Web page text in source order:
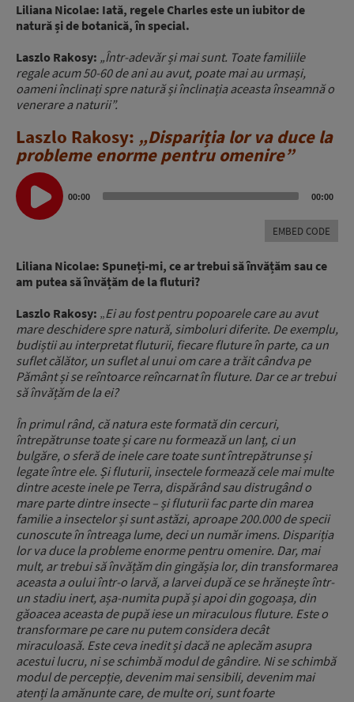
Liliana Nicolae: Iată, regele Charles este un iubitor de
natură și de botanică, în special.
Laszlo Rakosy: „Într-adevăr și mai sunt. Toate familiile
regale acum 50-60 de ani au avut, poate mai au urmași,
oameni înclinați spre natură și înclinația aceasta înseamnă o
venerare a naturii”.
Laszlo Rakosy: „Dispariția lor va duce la
probleme enorme pentru omenire”
Audio
Player
00:00 00:00
EMBED CODE
Liliana Nicolae: Spuneți-mi, ce ar trebui să învățăm sau ce
am putea să învățăm de la fluturi?
Laszlo Rakosy: „Ei au fost pentru popoarele care au avut
mare deschidere spre natură, simboluri diferite. De exemplu,
budiștii au interpretat fluturii, fiecare fluture în parte, ca un
suflet călător, un suflet al unui om care a trăit cândva pe
Pământ și se reîntoarce reîncarnat în fluture. Dar ce ar trebui
să învățăm de la ei?
În primul rând, că natura este formată din cercuri,
întrepătrunse toate și care nu formează un lanț, ci un
bulgăre, o sferă de inele care toate sunt întrepătrunse și
legate între ele. Și fluturii, insectele formează cele mai multe
dintre aceste inele pe Terra, dispărând sau distrugând o
mare parte dintre insecte – și fluturii fac parte din marea
familie a insectelor și sunt astăzi, aproape 200.000 de specii
cunoscute în întreaga lume, deci un număr imens. Dispariția
lor va duce la probleme enorme pentru omenire. Dar, mai
mult, ar trebui să învățăm din gingășia lor, din transformarea
aceasta a oului într-o larvă, a larvei după ce se hrănește într-
un stadiu inert, așa-numita pupă și apoi din gogoașa, din
găoacea aceasta de pupă iese un miraculous fluture. Este o
transformare pe care nu putem considera decât
miraculoasă. Este ceva inedit și dacă ne aplecăm asupra
acestui lucru, ni se schimbă modul de gândire. Ni se schimbă
modul de percepție, devenim mai sensibili, devenim mai
atenți la amănunte care, de multe ori, sunt foarte